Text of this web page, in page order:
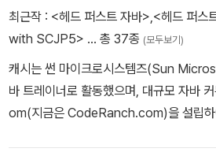
최근작 : <헤드 퍼스트 자바> <헤드 퍼스
with SCJP5> … 총 37종 (모두보기)
캐시는 썬 마이크로시스템즈(Sun
바 트레이너로 활동했으며, 대규모 자바
om(지금은 CodeRanch.com)을 설립